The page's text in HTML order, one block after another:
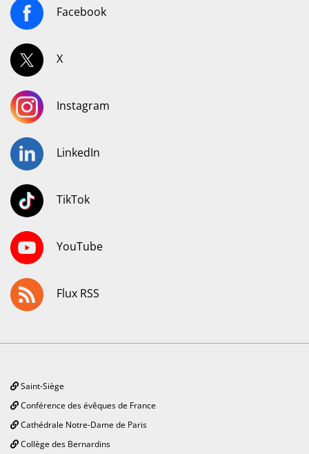
Facebook
X
Instagram
LinkedIn
TikTok
YouTube
Flux RSS
Saint-Siège
Conférence des évêques de France
Cathédrale Notre-Dame de Paris
Collège des Bernardins